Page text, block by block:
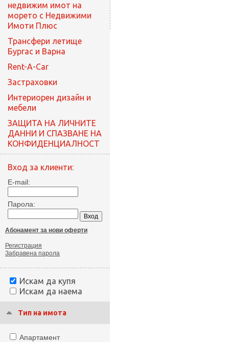
недвижим имот на
морето с Недвижими
Имоти Плюс
Трансфери летище
Бургас и Варна
Rent-A-Car
Застраховки
Интериорен дизайн и
мебели
ЗАЩИТА НА ЛИЧНИТЕ
ДАННИ И СПАЗВАНЕ НА
КОНФИДЕНЦИАЛНОСТ
Вход за клиенти:
E-mail:
Парола:
Абонамент за нови оферти
Регистрация
Забравена парола
Искам да купя
Искам да наема
Тип на имота
Апартамент